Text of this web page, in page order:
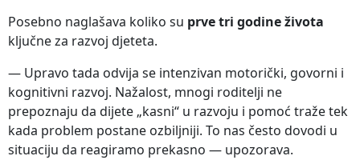
Posebno naglašava koliko su prve tri godine života
ključne za razvoj djeteta.
— Upravo tada odvija se intenzivan motorički, govorni i
kognitivni razvoj. Nažalost, mnogi roditelji ne
prepoznaju da dijete „kasni“ u razvoju i pomoć traže tek
kada problem postane ozbiljniji. To nas često dovodi u
situaciju da reagiramo prekasno — upozorava.